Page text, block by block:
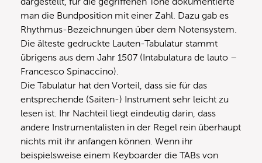
man die Bundposition mit einer Zahl. Dazu gab es
Rhythmus-Bezeichnungen über dem Notensystem.
Die älteste gedruckte Lauten-Tabulatur stammt
übrigens aus dem Jahr 1507 (Intabulatura de lauto –
Francesco Spinaccino).
Die Tabulatur hat den Vorteil, dass sie für das
entsprechende (Saiten-) Instrument sehr leicht zu
lesen ist. Ihr Nachteil liegt eindeutig darin, dass
andere Instrumentalisten in der Regel rein überhaupt
nichts mit ihr anfangen können. Wenn ihr
beispielsweise einem Keyboarder die TABs von